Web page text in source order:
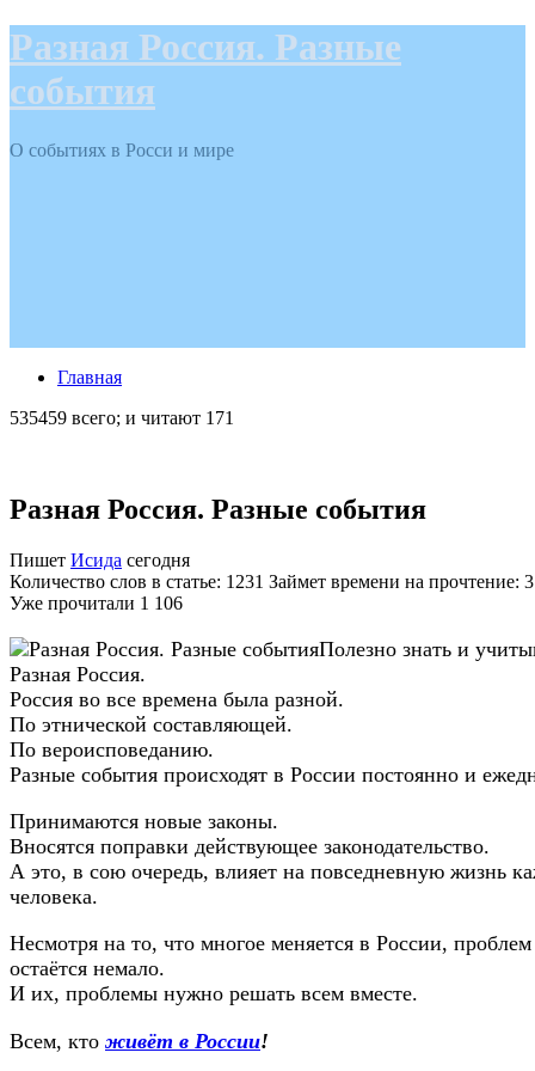
Разная Россия. Разные
события
О событиях в Росси и мире
Главная
535459 всего; и читают 171
Разная Россия. Разные события
Пишет Исида сегодня
Количество слов в статье: 1231 Займет времени на прочтение:
Уже прочитали 1 106
Полезно знать и
Разная Россия.
Россия во все времена была разной.
По этнической составляющей.
По вероисповеданию.
Разные события происходят в России постоянно и
Принимаются новые законы.
Вносятся поправки действующее законодательство.
А это, в сою очередь, влияет на повседневную жизнь
человека.
Несмотря на то, что многое меняется в России,
остаётся немало.
И их, проблемы нужно решать всем вместе.
Всем, кто живёт в России!